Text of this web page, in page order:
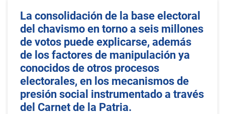
La consolidación de la base electoral
del chavismo en torno a seis millones
de votos puede explicarse, además
de los factores de manipulación ya
conocidos de otros procesos
electorales, en los mecanismos de
presión social instrumentado a través
del Carnet de la Patria.